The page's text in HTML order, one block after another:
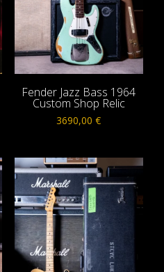
Fender Jazz Bass 1964
Custom Shop Relic
3690,00€